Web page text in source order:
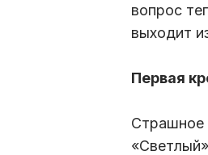
вопрос
выходит
Первая
Страшное